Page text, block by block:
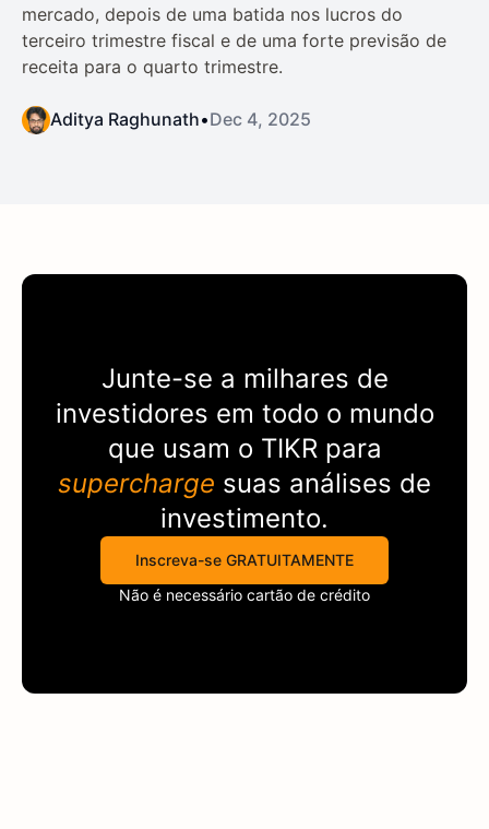
mercado, depois de uma batida nos lucros do
terceiro trimestre fiscal e de uma forte previsão de
receita para o quarto trimestre.
Aditya Raghunath•Dec 4, 2025
Junte-se a milhares de
investidores em todo o mundo
que usam o TIKRpara
supercharge suas análises de
investimento.
Inscreva-se GRATUITAMENTE
Não é necessário cartão de crédito